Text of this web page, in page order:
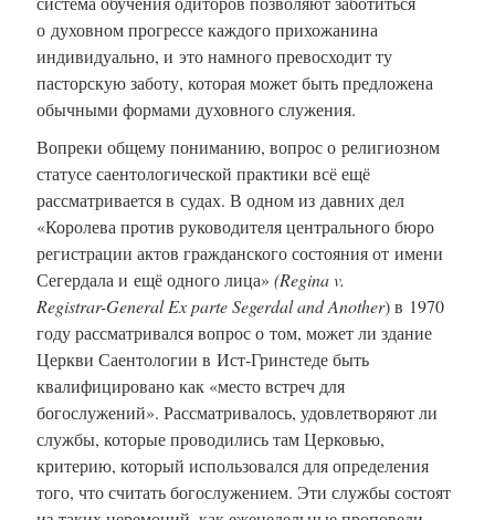
о духовном прогрессе каждого прихожанина
индивидуально, и это намного превосходит ту
пасторскую заботу, которая может быть предложена
обычными формами духовного служения.
Вопреки общему пониманию, вопрос о религиозном
статусе саентологической практики всё ещё
рассматривается в судах. В одном из давних дел
«Королева против руководителя центрального бюро
регистрации актов гражданского состояния от имени
Сегердала и ещё одного лица» (Regina v.
Registrar-General Ex parte Segerdaland Another) в 1970
году рассматривался вопрос о том, может ли здание
Церкви Саентологии в Ист-Гринстеде быть
квалифицировано как «место встреч для
богослужений». Рассматривалось, удовлетворяют ли
службы, которые проводились там Церковью,
критерию, который использовался для определения
того, что считать богослужением. Эти службы состоят